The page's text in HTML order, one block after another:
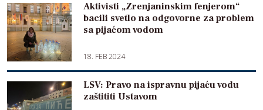
Aktivisti „Zrenjaninskim fenjerom“
bacili svetlo na odgovorne za problem
sa pijaćom vodom
18. FEB 2024
LSV: Pravo na ispravnu pijaću vodu
zaštititi Ustavom